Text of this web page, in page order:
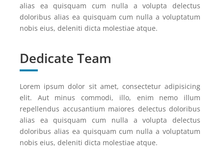
alias ea quisquam cum nulla a volupta delectus
doloribus alias ea quisquam cum nulla a voluptatum
nobis eius, deleniti dicta molestiae atque.
Dedicate Team
Lorem ipsum dolor sit amet, consectetur adipisicing
elit. Aut minus commodi, illo, enim nemo illum
repellendus accusantium maiores delectus doloribus
alias ea quisquam cum nulla a volupta delectus
doloribus alias ea quisquam cum nulla a voluptatum
nobis eius, deleniti dicta molestiae atque.